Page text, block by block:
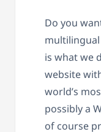
Do you
is what we
website
world’s
possibly a
of course